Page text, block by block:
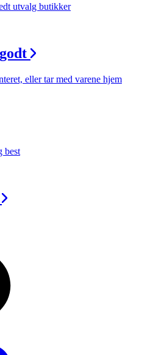
utvalg butikker
eller tar med varene hjem
best